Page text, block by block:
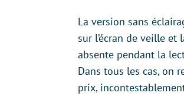
La version sans
sur l’écran de veille
absente pendant la
Dans tous les cas, on
prix,